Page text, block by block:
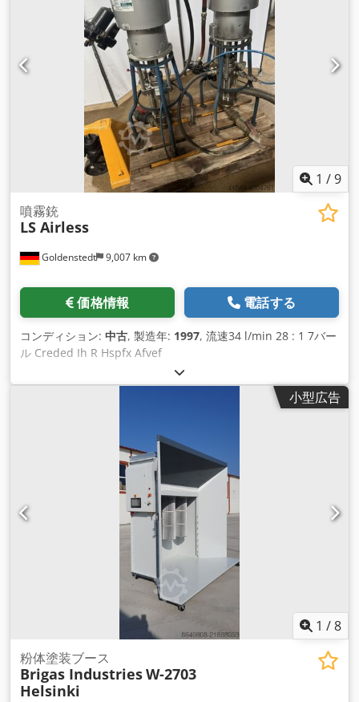
1 /9
Goldenstedt 9,007 km
噴霧銃
LS Airless
価格情報 電話する
コンディション: 中古, 製造年: 1997, 流速34 l/min 28 : 1 7バー
ル Creded Ih R Hspfx Afvef
小型広告
1 /8
粉体塗装ブース
Brigas IndustriesW-2703
Helsinki